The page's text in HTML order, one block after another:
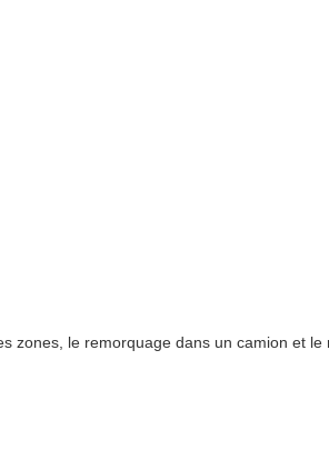
le remorquage dans un camion et